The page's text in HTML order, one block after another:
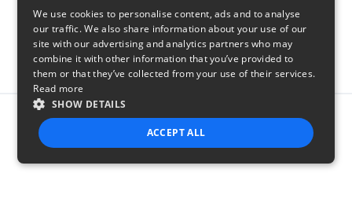
$46 $50
Report this product
We use cookies to personalise content, ads and to analyse
our traffic. We also share information about your use of our
site with our advertising and analytics partners who may
combine it with other information that you’ve provided to
them or that they’ve collected from your use of their services.
Read more
SHOW DETAILS
ACCEPT ALL
STRICTLY NECESSARY PERFORMANCE